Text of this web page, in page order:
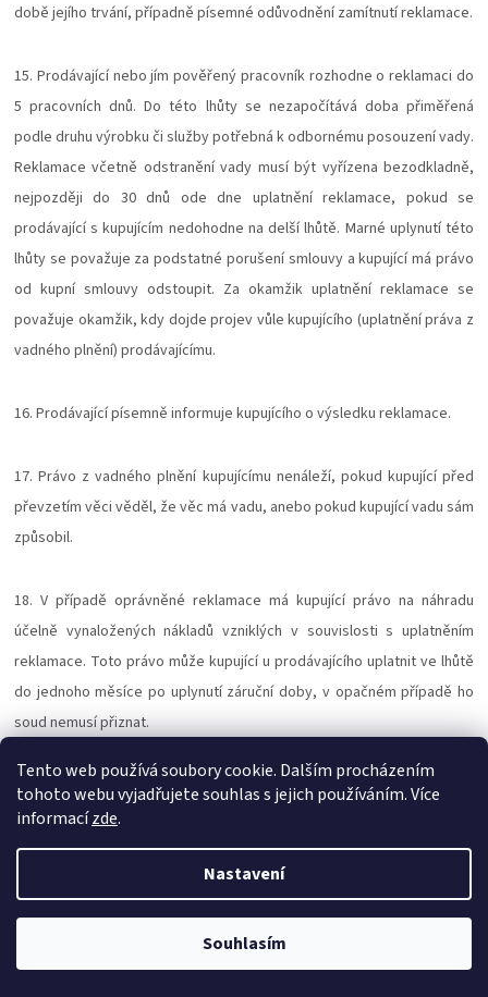
Tento web používá soubory cookie. Dalším procházením
tohoto webu vyjadřujete souhlas s jejich používáním. Více
informacízde.
Nastavení
Souhlasím
době jejího trvání, případně písemné odůvodnění zamítnutí reklamace.
15. Prodávající nebo jím pověřený pracovník rozhodne o reklamaci do
5 pracovních dnů. Do této lhůty se nezapočítává doba přiměřená
podle druhu výrobku či služby potřebná k odbornému posouzení vady.
Reklamace včetně odstranění vady musí být vyřízena bezodkladně,
nejpozději do 30 dnů ode dne uplatnění reklamace, pokud se
prodávající s kupujícím nedohodne na delší lhůtě. Marné uplynutí této
lhůty se považuje za podstatné porušení smlouvy a kupující má právo
od kupní smlouvy odstoupit. Za okamžik uplatnění reklamace se
považuje okamžik, kdy dojde projev vůle kupujícího (uplatnění práva z
vadného plnění) prodávajícímu.
16. Prodávající písemně informuje kupujícího o výsledku reklamace.
17. Právo z vadného plnění kupujícímu nenáleží, pokud kupující před
převzetím věci věděl, že věc má vadu, anebo pokud kupující vadu sám
způsobil.
18. V případě oprávněné reklamace má kupující právo na náhradu
účelně vynaložených nákladů vzniklých v souvislosti s uplatněním
reklamace. Toto právo může kupující u prodávajícího uplatnit ve lhůtě
do jednoho měsíce po uplynutí záruční doby, v opačném případě ho
soud nemusí přiznat.
19. Volbu způsobu reklamace má kupující.
20. Práva a povinnosti smluvních stran ohledně práv z vadného plnění
se řídí § 1914 až 1925, § 2099 až 2117 a § 2161 až 2174 občanského
21. Další práva a povinnosti stran související s odpovědností